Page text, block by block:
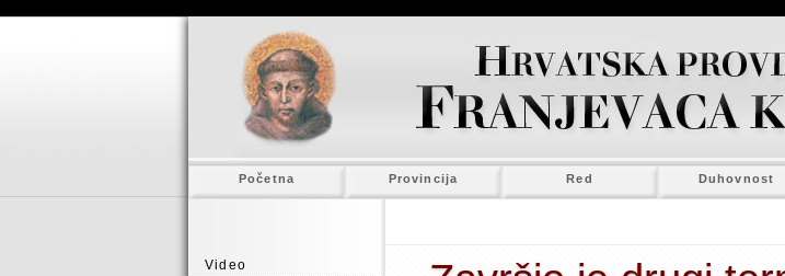
Početna Provincija Red Duhovnost
Video